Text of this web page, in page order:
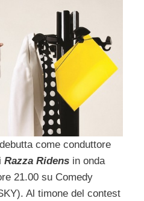
debutta come conduttore
Razza Ridens in onda
21.00 su Comedy
Al timone del contest